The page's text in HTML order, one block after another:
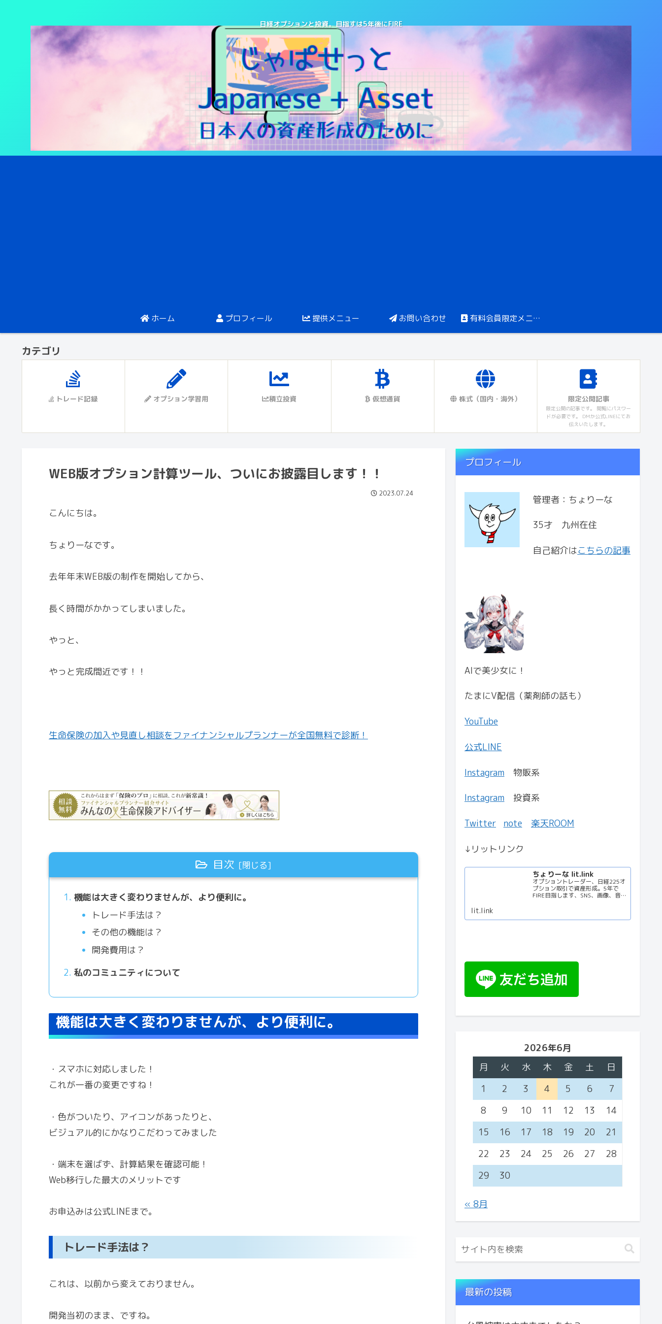
日経オプションと投資。目指すは5年後にFIRE
ホーム プロフィール 提供メニュー お問い合わせ 有料会員限定メニュー
カテゴリ
トレード記録 オプション学習用 積立投資 仮想通貨 株式（国内・海外） 限定公開記事
限定公開の記事です。 閲覧にパスワー
ドが必要です。 DMか公式LINEにてお
伝えいたします。
WEB版オプション計算ツール、ついにお披露目します！！
2023.07.24
こんにちは。
ちょりーなです。
去年年末WEB版の制作を開始してから、
長く時間がかかってしまいました。
やっと、
やっと完成間近です！！
生命保険の加入や見直し相談をファイナンシャルプランナーが全国無料で診断！
目次
機能は大きく変わりませんが、より便利に。
トレード手法は？
その他の機能は？
開発費用は？
私のコミュニティについて
機能は大きく変わりませんが、より便利に。
・スマホに対応しました！
これが一番の変更ですね！
・色がついたり、アイコンがあったりと、
ビジュアル的にかなりこだわってみました
・端末を選ばず、計算結果を確認可能！
Web移行した最大のメリットです
お申込みは公式LINEまで。
トレード手法は？
これは、以前から変えておりません。
開発当初のまま、ですね。
プロフィール
管理者：ちょりーな
35才 九州在住
自己紹介はこちらの記事
AIで美少女に！
たまにV配信（薬剤師の話も）
YouTube
公式LINE
Instagram 物販系
Instagram 投資系
Twitter note 楽天ROOM
↓リットリンク
ちょりーな lit.link
オプショントレーダー、日経225オ
プション取引で資産形成。5年で
FIRE目指します、SNS、画像、音
lit.link
2026年6月
月
火 水 木 金 土
日
1
2 3 4 5 6
7
8
9 10 11 12 13
14
15
16 17 18 19 20
21
22
23 24 25 26 27
28
29
30
« 8月
最新の投稿